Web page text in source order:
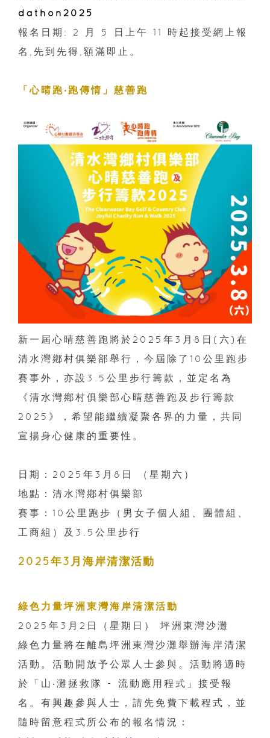
dathon2025
報名日期: 2 月 5 日上午 11 時起接受網上報
名,先到先得,額滿即止。
「心晴跑‧跑傳情」慈善跑
新一屆心晴慈善跑將於2025年3月8日(六)在
清水灣鄕村俱樂部舉行，今屆除了10公里跑步
賽事外，亦設3.5公里步行籌款，並定名為
《清水灣鄕村俱樂部心晴慈善跑及步行籌款
2025》，希望能繼續凝聚各界的力量，共同
宣揚身心健康的重要性。
日期：2025年3月8日 （星期六）
地點：清水灣鄕村俱樂部
賽事：10公里跑步（男女子個人組、團體組、
工商組）及3.5公里步行
2025年3月海岸清潔活動
綠色力量坪洲東灣海岸清潔活動
2025年3月2日（星期日） 坪洲東灣沙灘
綠色力量將在離島坪洲東灣沙灘舉辦海岸清潔
活動。活動開放予公眾人士參與。活動將適時
於「山‧灘拯救隊 - 流動應用程式」接受報
名。有興趣參與人士，請先免費下載程式，並
隨時留意程式所公布的報名情況：